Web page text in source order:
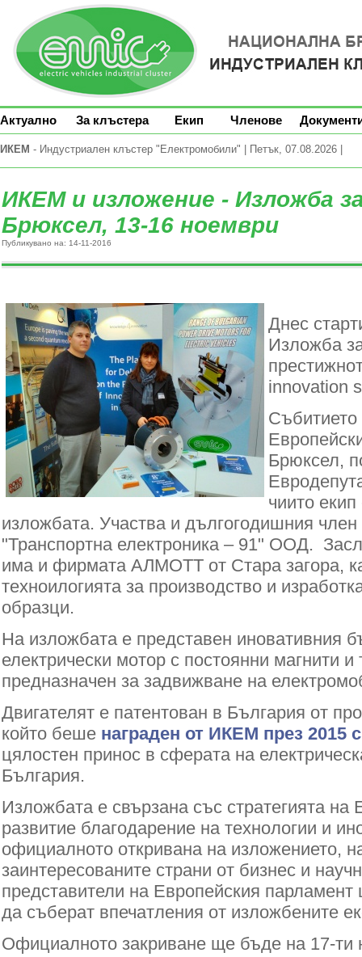
Актуално За клъстера Екип Членове
ИКЕМ - Индустриален клъстер "Електромобили" | Петък, 07.08.2026 |
ИКЕМ и изложение - Изложба
Брюксел, 13-16 ноември
Публикувано на: 14-11-2016
Днес
Изложба
innovation
Брюксел,
чиито
изложбата. Участва и дългогодишния
"Транспортна електроника – 91" ООД.
има и фирмата АЛМОТТ от Стара загора,
техноилогията за производство и
образци.
На изложбата е представен иновативния
електрически мотор с постоянни магнити
предназначен за задвижване на
Двигателят е патентован в България от
който беше награден от ИКЕМ през 2015
цялостен принос в сферата на
България.
Изложбата е свързана със стратегията на
развитие благодарение на технологии и
официалното откривана на изложението,
заинтересованите страни от бизнес и
представители на Европейския
да съберат впечатления от изложбените
Официалното закриване ще бъде на 17-ти